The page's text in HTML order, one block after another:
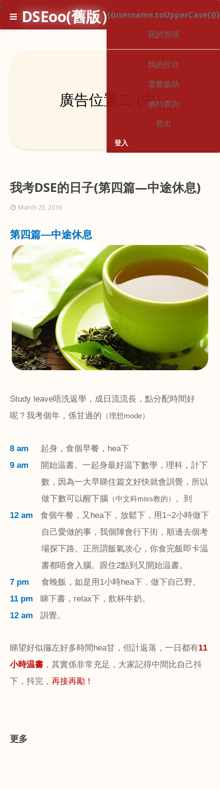
DSEoo(舊版）{{username.toUpperCase()}}
我的管理
我的控台
需要協助
續約查詢
登出
登入
1
廣告位置二 (中)
我考DSE的日子(第四篇—中途休息)
March 25, 2016
第四篇—中途休息
Study leave唔洗返學，成日流流長，點分配時間好
呢？我考個年，係甘過的 （理想mode）
8 am 起身，食個早餐， hea下
9 am
開始温書。一起身最好温下數學，理科，計下
數，因為一大早睇住篇文好快就會訓覺，所以
做下數可以醒下腦 （中文科miss教的） 。到
12 am
食個午餐，又 hea下，放鬆下，用 1~2小時做下
自己愛做的事，我個陣會行下街，順邊去個考
場探下路。正所謂飯氣攻心，你食完飯即卡温
書都唔會入腦。跟住2點到又開始温書。
7 pm
食晚飯，如是用 1小時hea下﹐做下自己野。
11 pm
睇下書， relax下，飲杯牛奶。
12 am
訓覺。
睇望好似攞左好多時間hea甘，但計返落，一日都有11
小時温書 ，其實係非常充足，大家記得中間比自己抖
下，抖完， 再接再勵！
更多